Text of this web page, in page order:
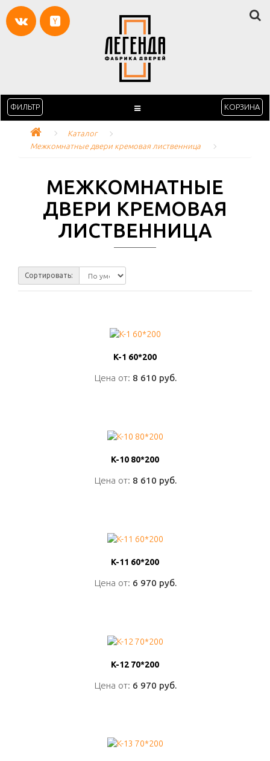
ФИЛЬТР КОРЗИНА
Каталог
Межкомнатные двери кремовая лиственница
МЕЖКОМНАТНЫЕ
ДВЕРИ КРЕМОВАЯ
ЛИСТВЕННИЦА
Сортировать:
K-1 60*200
Цена от: 8 610 руб.
K-1 60*200
Цена от: 8 610 руб.
K-10 80*200
Цена от: 8 610 руб.
K-10 80*200
Цена от: 8 610 руб.
K-11 60*200
Цена от: 6 970 руб.
K-11 60*200
Цена от: 6 970 руб.
K-12 70*200
Цена от: 6 970 руб.
K-12 70*200
Цена от: 6 970 руб.